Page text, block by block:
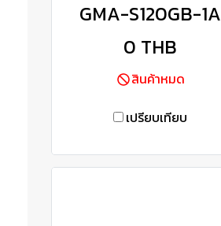
GMA-S120GB-1A
0 THB
สินค้าหมด
เปรียบเทียบ